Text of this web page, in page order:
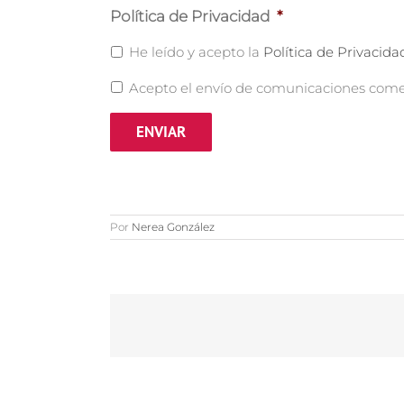
Política de Privacidad *
He leído y acepto la Política de
Acepto el envío de comunicaciones
Por Nerea González